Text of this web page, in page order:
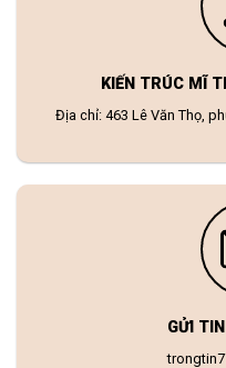
KIẾN TRÚC MĨ
Địa chỉ: 463 Lê Văn Thọ,
GỬI